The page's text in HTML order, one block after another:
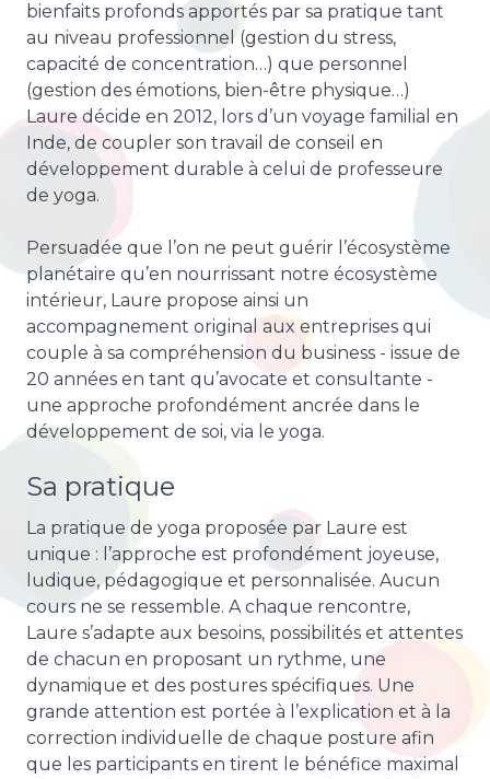
bienfaits profonds apportés par sa pratique tant
au niveau professionnel (gestion du stress,
capacité de concentration…) que personnel
(gestion des émotions, bien-être physique…)
Laure décide en 2012, lors d’un voyage familial en
Inde, de coupler son travail de conseil en
développement durable à celui de professeure
de yoga.
Persuadée que l’on ne peut guérir l’écosystème
planétaire qu’en nourrissant notre écosystème
intérieur, Laure propose ainsi un
accompagnement original aux entreprises qui
couple à sa compréhension du business - issue de
20 années en tant qu’avocate et consultante -
une approche profondément ancrée dans le
développement de soi, via le yoga.
Sa pratique
La pratique de yoga proposée par Laure est
unique : l’approche est profondément joyeuse,
ludique, pédagogique et personnalisée. Aucun
cours ne se ressemble. A chaque rencontre,
Laure s’adapte aux besoins, possibilités et attentes
de chacun en proposant un rythme, une
dynamique et des postures spécifiques. Une
grande attention est portée à l’explication et à la
correction individuelle de chaque posture afin
que les participants en tirent le bénéfice maximal